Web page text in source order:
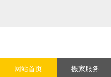
网站首页 搬家服务